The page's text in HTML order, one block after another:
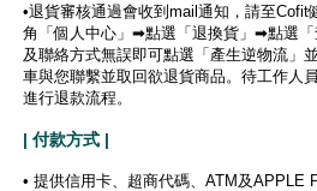
•退貨審核通過會收到mail通知，請至Cofit
角「個人中心」➡點選「退換貨」➡點選
及聯絡方式無誤即可點選「產生逆物流」
車與您聯繫並取回欲退貨商品。待工作人
進行退款流程。
| 付款方式 |
• 提供信用卡、超商代碼、ATM及APPLE